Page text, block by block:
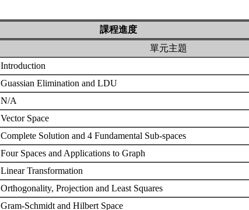
課程進度
單元主題
Introduction
Guassian Elimination and LDU
N/A
Vector Space
Complete Solution and 4 Fundamental Sub-spaces
Four Spaces and Applications to Graph
Linear Transformation
Orthogonality, Projection and Least Squares
Gram-Schmidt and Hilbert Space